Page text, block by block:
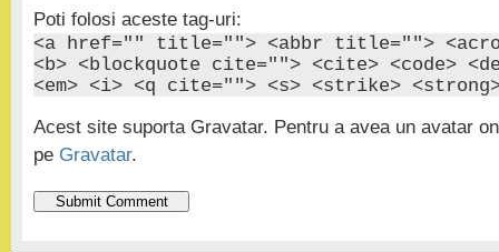
Poti folosi aceste tag-uri:
<a href="" title=""> <abbr title="">
<b> <blockquote cite=""> <cite> <code>
<em> <i> <q cite=""> <s> <strike>
Acest site suporta Gravatar. Pentru a avea un avatar
pe Gravatar.